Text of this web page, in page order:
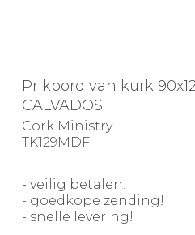
Prikbord van kurk
CALVADOS
Cork Ministry
TK129MDF
- veilig betalen!
- goedkope zending!
- snelle levering!